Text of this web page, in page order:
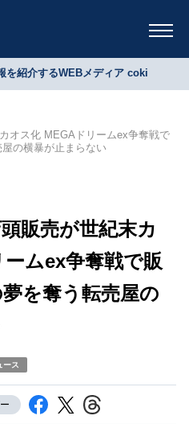
を紹介するWEBメディア coki
オス化 MEGAドリームex争奪戦で
の横暴が止まらない
販売が世紀末カ
ムex争奪戦で販
を奪う転売屋の
ース